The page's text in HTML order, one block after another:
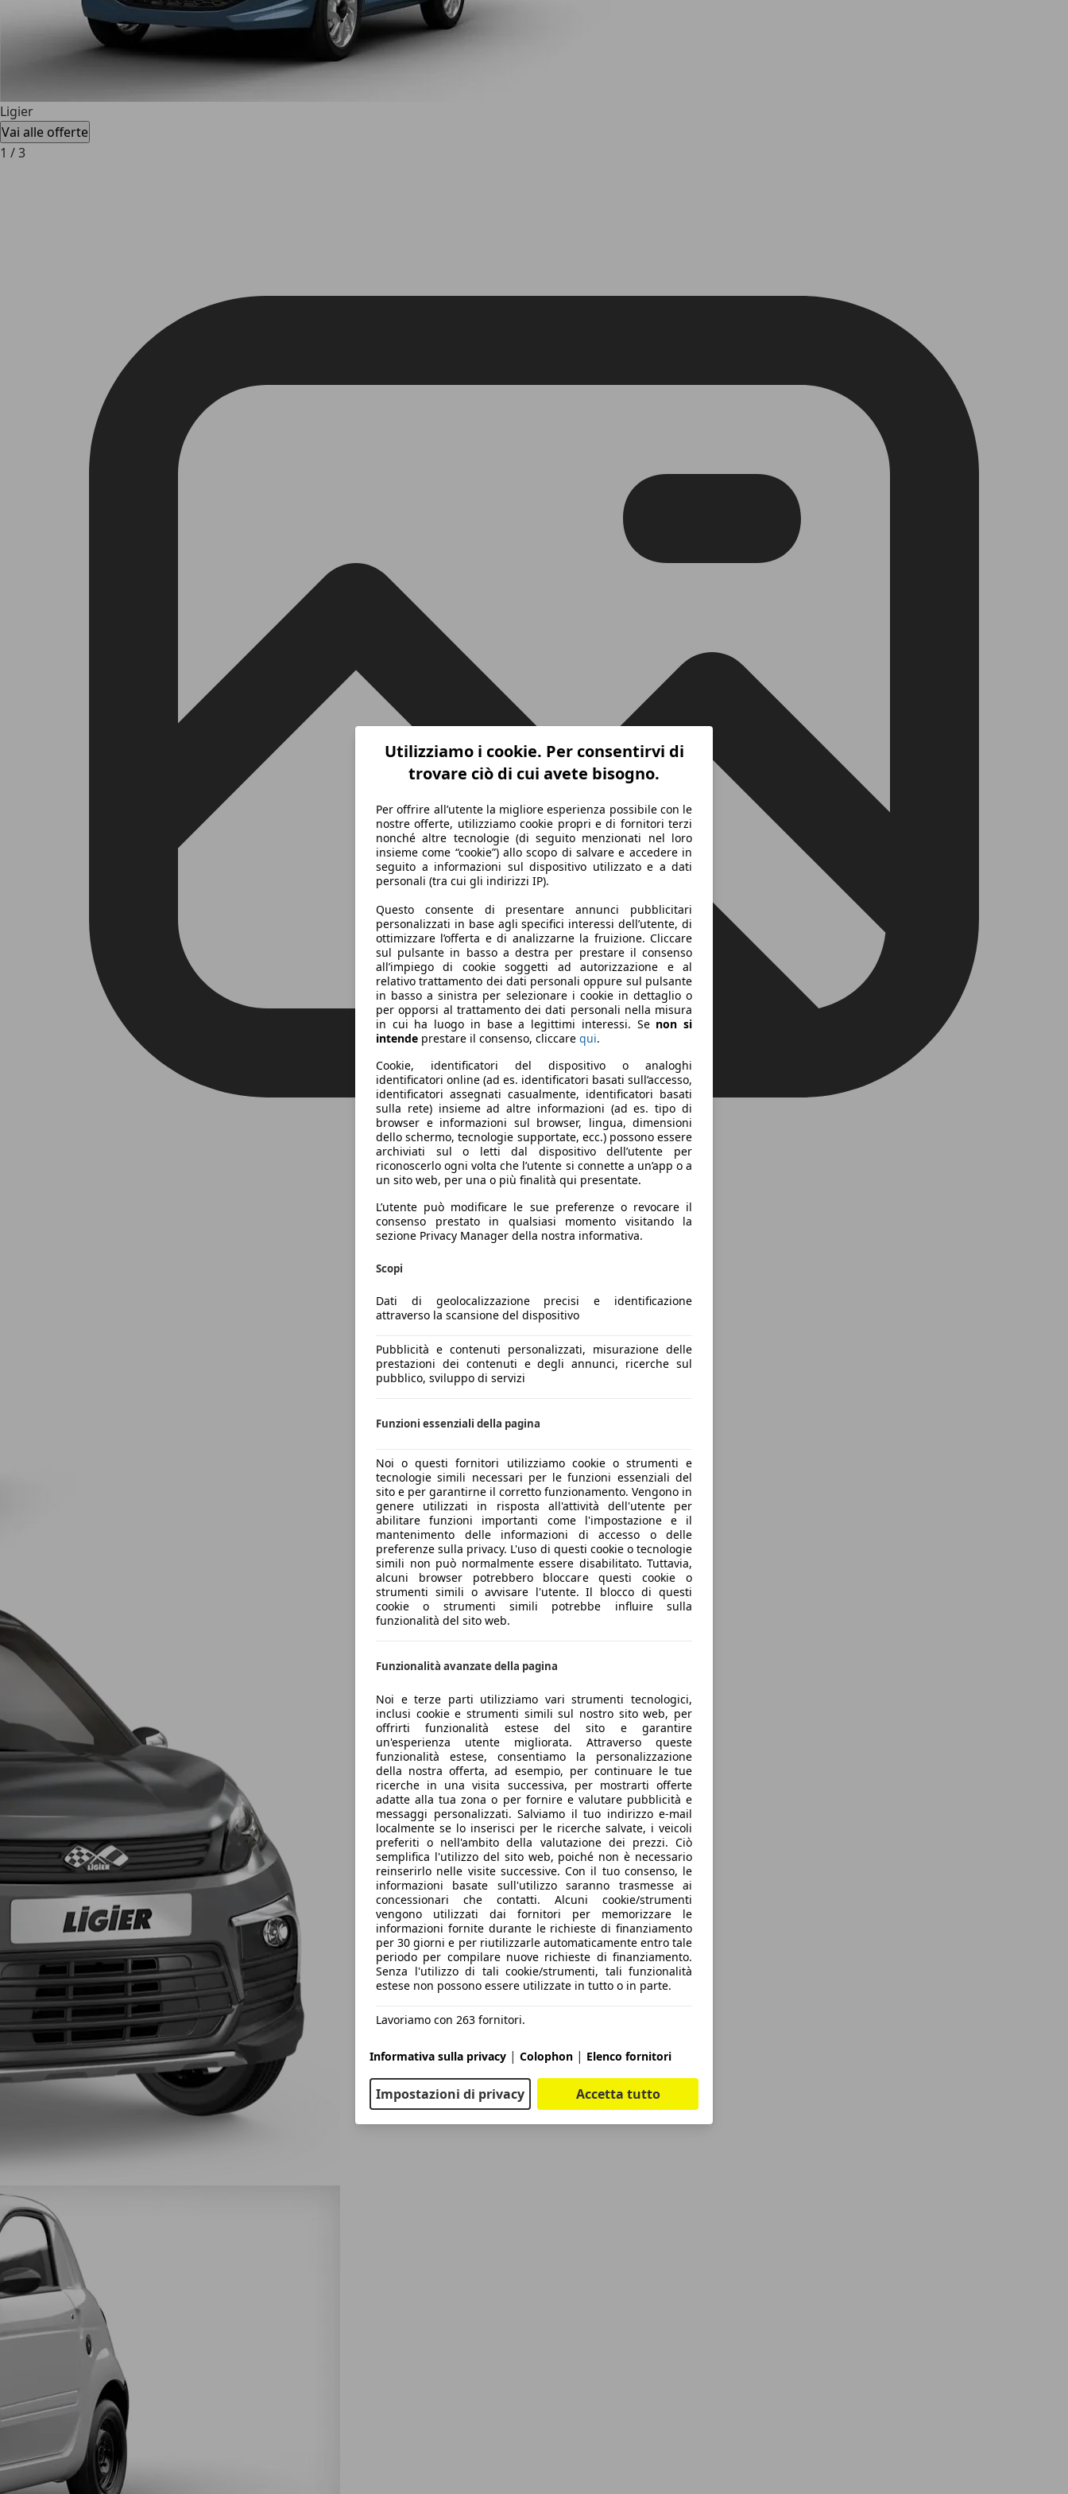
Ligier
Vai alle offerte
1 /3
Utilizziamo i cookie. Per consentirvi di
trovare ciò di cui avete bisogno.
Per offrire all’utente la migliore esperienza possibile con le
nostre offerte, utilizziamo cookie propri e di fornitori terzi
nonché altre tecnologie (di seguito menzionati nel loro
insieme come “cookie”) allo scopo di salvare e accedere in
seguito a informazioni sul dispositivo utilizzato e a dati
personali (tra cui gli indirizzi IP).
Questo consente di presentare annunci pubblicitari
personalizzati in base agli specifici interessi dell’utente, di
ottimizzare l’offerta e di analizzarne la fruizione. Cliccare
sul pulsante in basso a destra per prestare il consenso
all’impiego di cookie soggetti ad autorizzazione e al
relativo trattamento dei dati personali oppure sul pulsante
in basso a sinistra per selezionare i cookie in dettaglio o
per opporsi al trattamento dei dati personali nella misura
in cui ha luogo in base a legittimi interessi. Se non si
intende prestare il consenso, cliccare qui.
Cookie, identificatori del dispositivo o analoghi
identificatori online (ad es. identificatori basati sull’accesso,
identificatori assegnati casualmente, identificatori basati
sulla rete) insieme ad altre informazioni (ad es. tipo di
browser e informazioni sul browser, lingua, dimensioni
dello schermo, tecnologie supportate, ecc.) possono essere
archiviati sul o letti dal dispositivo dell’utente per
riconoscerlo ogni volta che l’utente si connette a un’app o a
un sito web, per una o più finalità qui presentate.
L’utente può modificare le sue preferenze o revocare il
consenso prestato in qualsiasi momento visitando la
sezione Privacy Manager della nostra informativa.
Scopi
Dati di geolocalizzazione precisi e identificazione
attraverso la scansione del dispositivo
Pubblicità e contenuti personalizzati, misurazione delle
prestazioni dei contenuti e degli annunci, ricerche sul
pubblico, sviluppo di servizi
Funzioni essenziali della pagina
Noi o questi fornitori utilizziamo cookie o strumenti e
tecnologie simili necessari per le funzioni essenziali del
sito e per garantirne il corretto funzionamento. Vengono in
genere utilizzati in risposta all'attività dell'utente per
abilitare funzioni importanti come l'impostazione e il
mantenimento delle informazioni di accesso o delle
preferenze sulla privacy. L'uso di questi cookie o tecnologie
simili non può normalmente essere disabilitato. Tuttavia,
alcuni browser potrebbero bloccare questi cookie o
strumenti simili o avvisare l'utente. Il blocco di questi
cookie o strumenti simili potrebbe influire sulla
funzionalità del sito web.
Funzionalità avanzate della pagina
Noi e terze parti utilizziamo vari strumenti tecnologici,
inclusi cookie e strumenti simili sul nostro sito web, per
offrirti funzionalità estese del sito e garantire
un'esperienza utente migliorata. Attraverso queste
funzionalità estese, consentiamo la personalizzazione
della nostra offerta, ad esempio, per continuare le tue
ricerche in una visita successiva, per mostrarti offerte
adatte alla tua zona o per fornire e valutare pubblicità e
messaggi personalizzati. Salviamo il tuo indirizzo e-mail
localmente se lo inserisci per le ricerche salvate, i veicoli
preferiti o nell'ambito della valutazione dei prezzi. Ciò
semplifica l'utilizzo del sito web, poiché non è necessario
reinserirlo nelle visite successive. Con il tuo consenso, le
informazioni basate sull'utilizzo saranno trasmesse ai
concessionari che contatti. Alcuni cookie/strumenti
vengono utilizzati dai fornitori per memorizzare le
informazioni fornite durante le richieste di finanziamento
per 30 giorni e per riutilizzarle automaticamente entro tale
periodo per compilare nuove richieste di finanziamento.
Senza l'utilizzo di tali cookie/strumenti, tali funzionalità
estese non possono essere utilizzate in tutto o in parte.
Lavoriamo con 263 fornitori.
Informativa sulla privacy | Colophon | Elenco fornitori
Impostazioni di privacy Accetta tutto